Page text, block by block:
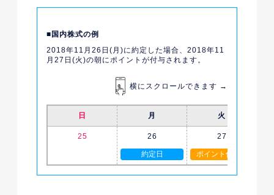
国内株式の例
2018年11月26日(月)に約定した場合、2018年11
月27日(火)の朝にポイントが付与されます。
横にスクロールできます →
日 月 火
25 26
約定日
27
ポイント付与日